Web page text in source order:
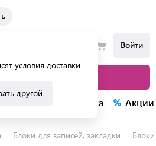
условия доставки
другой
Войти
Распродажа Акции
Блоки для записей, закладки